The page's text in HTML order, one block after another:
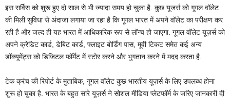
इस सर्विस को शुरू हुए दो साल से भी ज्यादा समय हो चुका है. कुछ यूजर्स को गूगल वॉलेट
की मिली सुविधा से अंदाजा लगाया जा रहा है कि गूगल भारत में अपने वॉलेट का परीक्षण कर
रही है और जल्‍द ही यह भारत में आधिकारिक रूप से लॉन्‍च हो जाएगा. गूगल वॉलेट यूज़र्स को
अपने क्रेडिट कार्ड, डेबिट कार्ड, फ्लाइट बोर्डिंग पास, मूवी टिकट समेत कई अन्य
डॉक्यूमेंट्स को डिजिटल फॉर्मेट में स्टोर करने और भुगतान करने में मदद करता है.
टेक क्रंच की रिपोर्ट के मुताबिक, गूगल वॉलेट कुछ भारतीय यूज़र्स के लिए उपलब्ध होना
शुरू हो चुका है. भारत के बहुत सारे यूज़र्स ने सोशल मीडिया प्लेटफॉर्म के जरिए जानकारी दी